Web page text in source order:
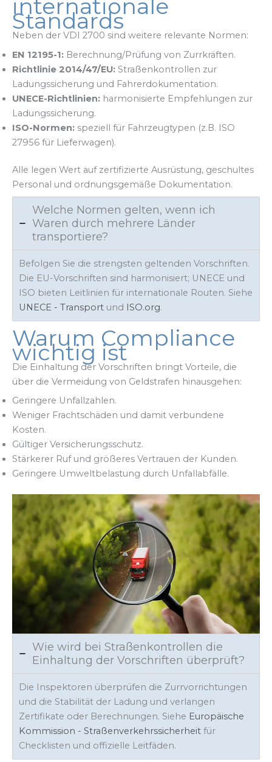
internationale
Standards
Neben der VDI 2700 sind weitere relevante Normen:
EN 12195-1: Berechnung/Prüfung von Zurrkräften.
Richtlinie 2014/47/EU: Straßenkontrollen zur
Ladungssicherung und Fahrerdokumentation.
UNECE-Richtlinien: harmonisierte Empfehlungen zur
Ladungssicherung.
ISO-Normen: speziell für Fahrzeugtypen (z.B. ISO
27956 für Lieferwagen).
Alle legen Wert auf zertifizierte Ausrüstung, geschultes
Personal und ordnungsgemäße Dokumentation.
Welche Normen gelten, wenn ich
Waren durch mehrere Länder
transportiere?
Befolgen Sie die strengsten geltenden Vorschriften.
Die EU-Vorschriften sind harmonisiert; UNECE und
ISO bieten Leitlinien für internationale Routen. Siehe
UNECE - Transport und ISO.org.
Warum Compliance
wichtig ist
Die Einhaltung der Vorschriften bringt Vorteile, die
über die Vermeidung von Geldstrafen hinausgehen:
Geringere Unfallzahlen.
Weniger Frachtschäden und damit verbundene
Kosten.
Gültiger Versicherungsschutz.
Stärkerer Ruf und größeres Vertrauen der Kunden.
Geringere Umweltbelastung durch Unfallabfälle.
Wie wird bei Straßenkontrollen die
Einhaltung der Vorschriften überprüft?
Die Inspektoren überprüfen die Zurrvorrichtungen
und die Stabilität der Ladung und verlangen
Zertifikate oder Berechnungen. Siehe Europäische
Kommission - Straßenverkehrssicherheit für
Checklisten und offizielle Leitfäden.